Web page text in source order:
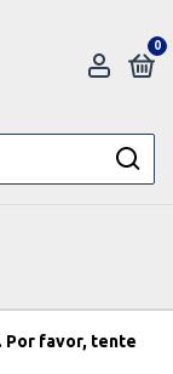
0
Por favor, tente